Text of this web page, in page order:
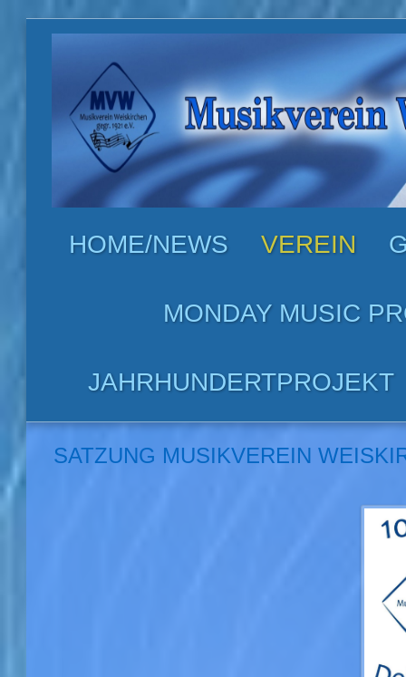
HOME/NEWS VEREIN
MONDAY MUSIC
JAHRHUNDERTPROJEKT
SATZUNG MUSIKVEREIN